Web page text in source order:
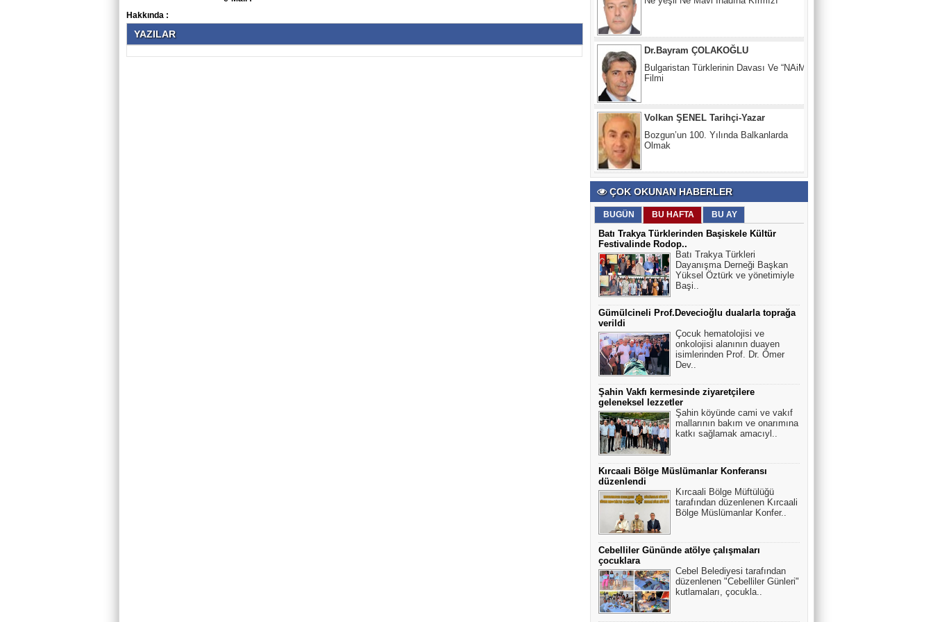
Hakkında :
YAZILAR
Dr.Bayram ÇOLAKOĞLU
Bulgaristan Türklerinin Davası Ve “NAiM”
Filmi
Volkan ŞENEL Tarihçi-Yazar
Bozgun’un 100. Yılında Balkanlarda
Olmak
Prof.Dr Ata ATUN
Türkiye olmadan asla!!
Süleyman DURAK
Dr. Sadık Ahmet adının verildiği 3
stratejik YER
Ali Mümin
yazarız
Erdem EREN BALGENÇ Başkanı
Akıl Coğrafyamız Balkanlar
Doç.Dr.Ertuğrul KARAKUŞ
Balkanlardan Kocacık Kalesi
eteklerinden Breştanik'li 3 kahraman
ÇOK OKUNAN HABERLER
BUGÜN BU HAFTA BU AY
Batı Trakya Türklerinden Başiskele Kültür
Festivalinde Rodop..
Batı Trakya Türkleri
Dayanışma Derneği Başkan
Yüksel Öztürk ve yönetimiyle
Başi..
Gümülcineli Prof.Devecioğlu dualarla toprağa
verildi
Çocuk hematolojisi ve
onkolojisi alanının duayen
isimlerinden Prof. Dr. Ömer
Dev..
Şahin Vakfı kermesinde ziyaretçilere
geleneksel lezzetler
Şahin köyünde cami ve vakıf
mallarının bakım ve onarımına
katkı sağlamak amacıyl..
Kırcaali Bölge Müslümanlar Konferansı
düzenlendi
Kırcaali Bölge Müftülüğü
tarafından düzenlenen Kırcaali
Bölge Müslümanlar Konfer..
Cebelliler Gününde atölye çalışmaları
çocuklara
Cebel Belediyesi tarafından
düzenlenen "Cebelliler Günleri"
kutlamaları, çocukla..